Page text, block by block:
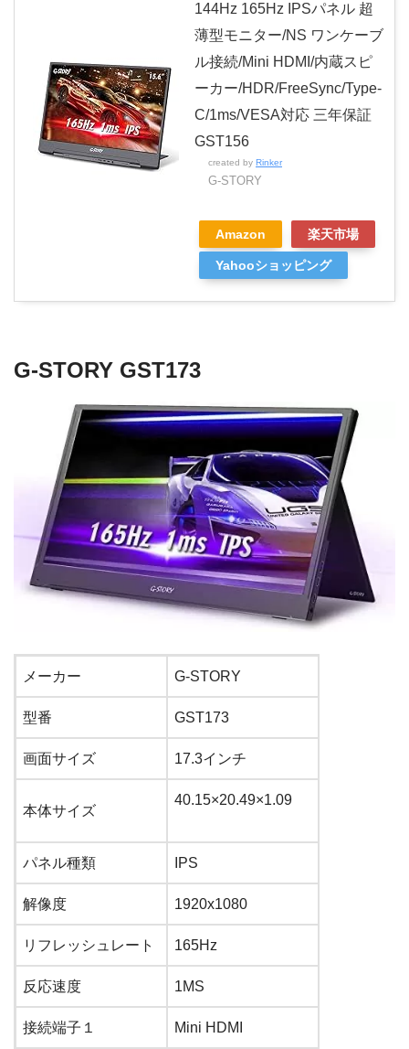
144Hz 165Hz IPSパネル 超
薄型モニター/NS ワンケーブ
ル接続/Mini HDMI/内蔵スピ
ーカー/HDR/FreeSync/Type-
C/1ms/VESA対応 三年保証
GST156
created by Rinker
G-STORY
Amazon 楽天市場
Yahooショッピング
G-STORY GST173
メーカー G-STORY
型番 GST173
画面サイズ 17.3インチ
本体サイズ
40.15×20.49×1.09
パネル種類 IPS
解像度 1920x1080
リフレッシュレート 165Hz
反応速度 1MS
接続端子１ Mini HDMI